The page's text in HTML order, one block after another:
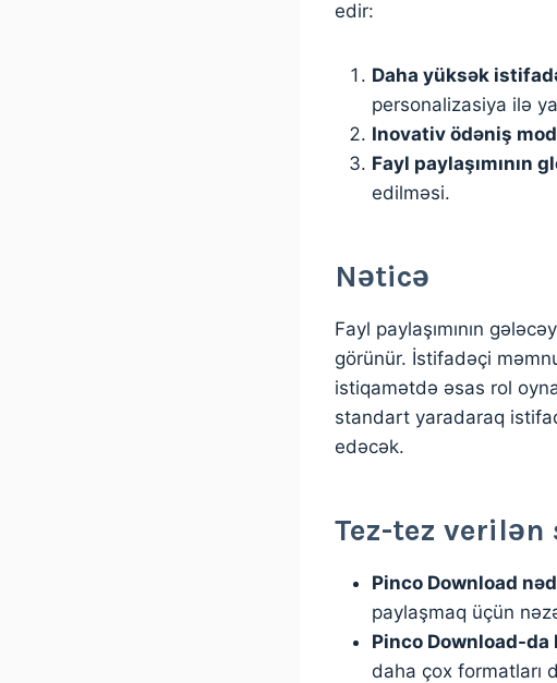
edir:
Daha yüksək
personalizasiya ilə
Inovativ ödəniş
Fayl paylaşımının
edilməsi.
Nəticə
Fayl paylaşımının
görünür. İstifadəçi
istiqamətdə əsas rol
standart yaradaraq
edəcək.
Tez-tez verilən
Pinco Download
paylaşmaq üçün
Pinco Download-da
daha çox formatları